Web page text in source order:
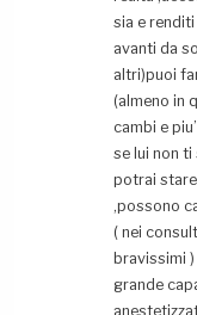
sia e
avanti da
altri)puoi
(almeno in
cambi e
se lui non ti
potrai
,possono
( nei
bravissimi
grande